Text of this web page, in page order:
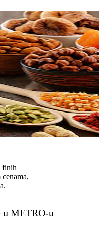
finih
u METRO-u